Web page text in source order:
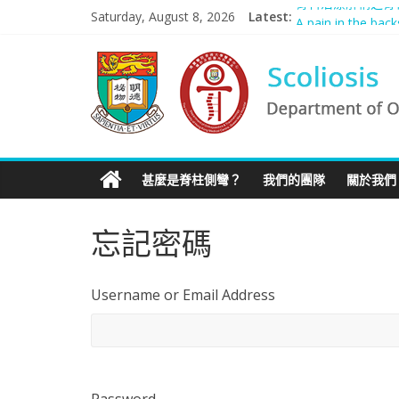
Saturday, August 8, 2026 Latest:
骨科治療解構之
A pain in the
Rosanna: “我的故
Managing adult
Scoliosis
|
Department
of
Orthopaedics
甚麼是脊柱側彎？ 我們的團隊 關於我們
忘記密碼
Username or Email Address